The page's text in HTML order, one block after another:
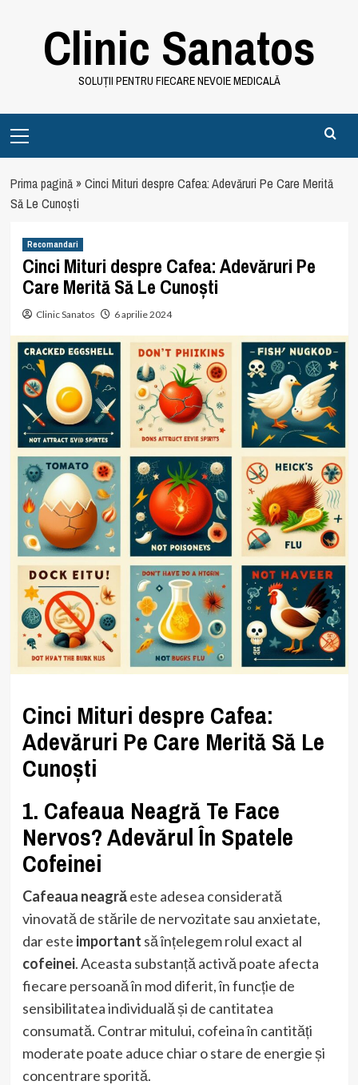
Clinic Sanatos
SOLUȚII PENTRU FIECARE NEVOIE MEDICALĂ
Menu
Prima pagină»Cinci Mituri despre Cafea: Adevăruri Pe Care Merită
Să Le Cunoști
Recomandari
Cinci Mituri despre Cafea: Adevăruri Pe
Care Merită Să Le Cunoști
Clinic Sanatos 6 aprilie 2024
Cinci Mituri despre Cafea:
Adevăruri Pe Care Merită Să Le
Cunoști
1. Cafeaua Neagră Te Face
Nervos? Adevărul În Spatele
Cofeinei
Cafeaua neagrăeste adesea considerată
vinovată de stările de nervozitate sau anxietate,
dar este important să înțelegem rolul exact al
cofeinei. Aceasta substanță activă poate afecta
fiecare persoană în mod diferit, în funcție de
sensibilitatea individuală și de cantitatea
consumată. Contrar mitului, cofeina în cantități
moderate poate aduce chiar o stare de energie și
concentrare sporită.